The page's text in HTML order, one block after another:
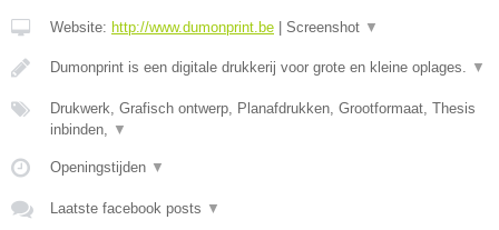
Website: http://www.dumonprint.be Screenshot ▼
Dumonprint is een digitale drukkerij voor grote en kleine oplages. ▼
Drukwerk, Grafisch ontwerp, Planafdrukken, Grootformaat, Thesis
inbinden,
▼
Openingstijden ▼
Laatste facebook posts ▼